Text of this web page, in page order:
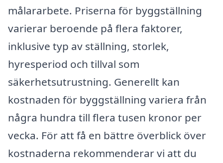
målararbete. Priserna för byggställning
varierar beroende på flera faktorer,
inklusive typ av ställning, storlek,
hyresperiod och tillval som
säkerhetsutrustning. Generellt kan
kostnaden för byggställning variera från
några hundra till flera tusen kronor per
vecka. För att få en bättre överblick över
kostnaderna rekommenderar vi att du